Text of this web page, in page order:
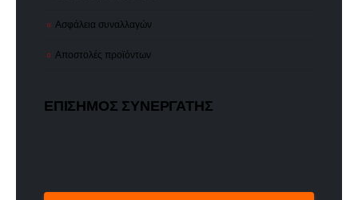
Ασφάλεια συναλλαγών
Αποστολές προϊόντων
ΕΠΙΣΗΜΟΣ ΣΥΝΕΡΓΑΤΗΣ